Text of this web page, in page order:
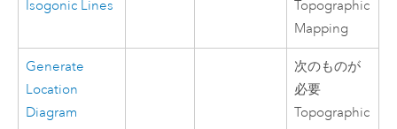
Isogonic Lines
Topographic
Mapping
Generate
Location
Diagram
次のものが
必要
Topographic